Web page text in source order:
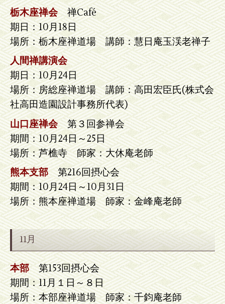
栃木座禅会禅Café
期日：10月18日
場所：栃木座禅道場 講師：慧日庵玉渓老禅子
人間禅講演会
期日：10月24日
場所：房総座禅道場 講師：高田宏臣氏(株式会
社高田造園設計事務所代表)
山口座禅会第３回参禅会
期間：10月24日～25日
場所：芦樵寺 師家：大休庵老師
熊本支部第216回摂心会
期間：10月24日～10月31日
場所：熊本座禅道場 師家：金峰庵老師
11月
本部第153回摂心会
期間：11月１日～８日
場所：本部座禅道場 師家：千鈞庵老師